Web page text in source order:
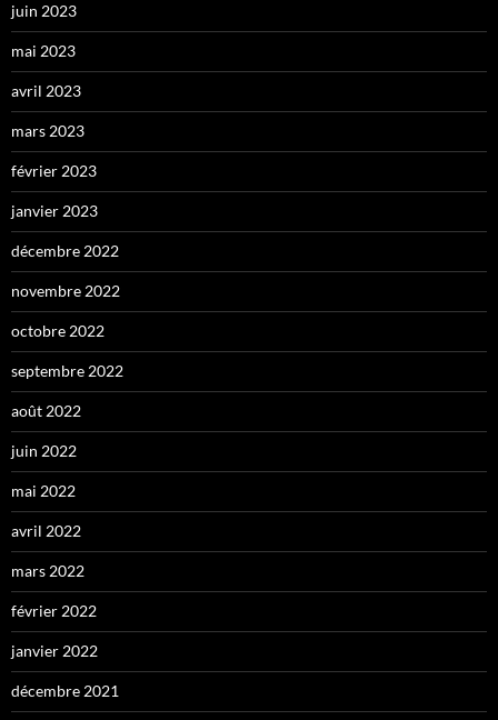
juin 2023
mai 2023
avril 2023
mars 2023
février 2023
janvier 2023
décembre 2022
novembre 2022
octobre 2022
septembre 2022
août 2022
juin 2022
mai 2022
avril 2022
mars 2022
février 2022
janvier 2022
décembre 2021